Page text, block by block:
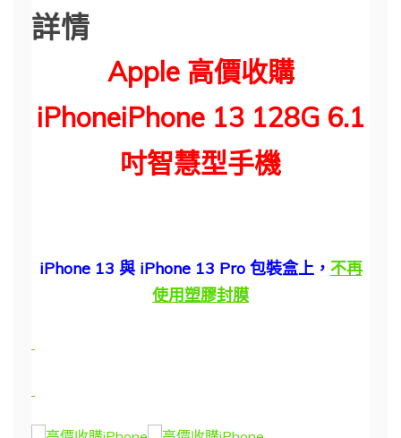
詳情
Apple 高價收購
iPhoneiPhone 13 128G 6.1
吋智慧型手機
iPhone 13 與 iPhone 13 Pro 包裝盒上， 不再
使用塑膠封膜